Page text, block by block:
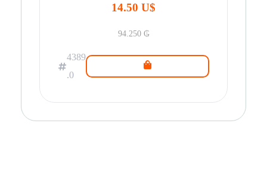
14.50 U$
94.250 ₲
4389
.0